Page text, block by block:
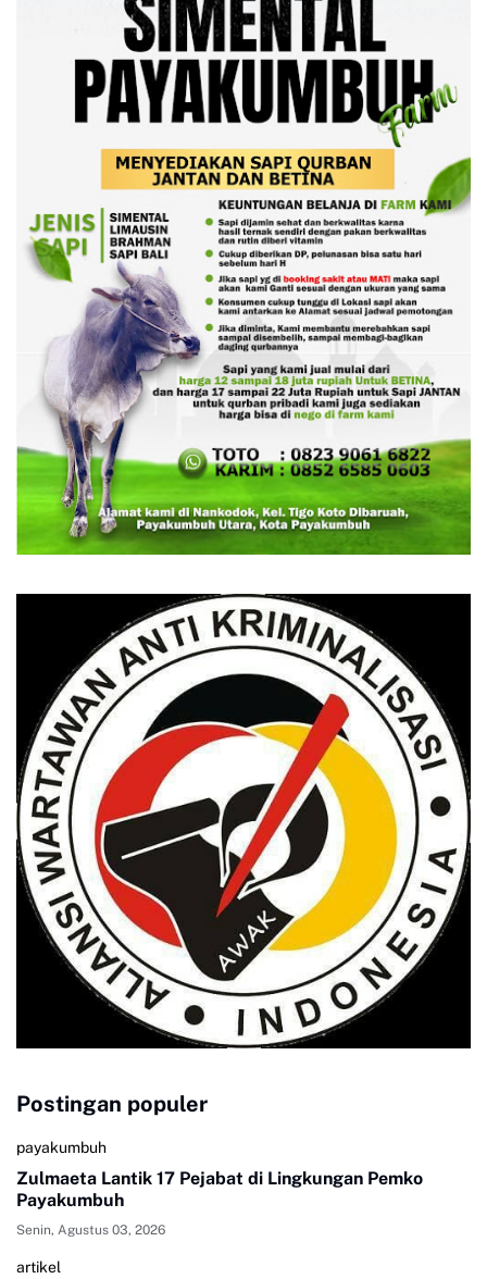
Postingan populer
payakumbuh
Zulmaeta Lantik 17 Pejabat di Lingkungan Pemko
Payakumbuh
Senin, Agustus 03, 2026
artikel